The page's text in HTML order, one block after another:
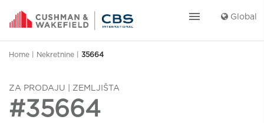
menu Global
Home Nekretnine 35664
ZA PRODAJU | ZEMLJIŠTA
#35664